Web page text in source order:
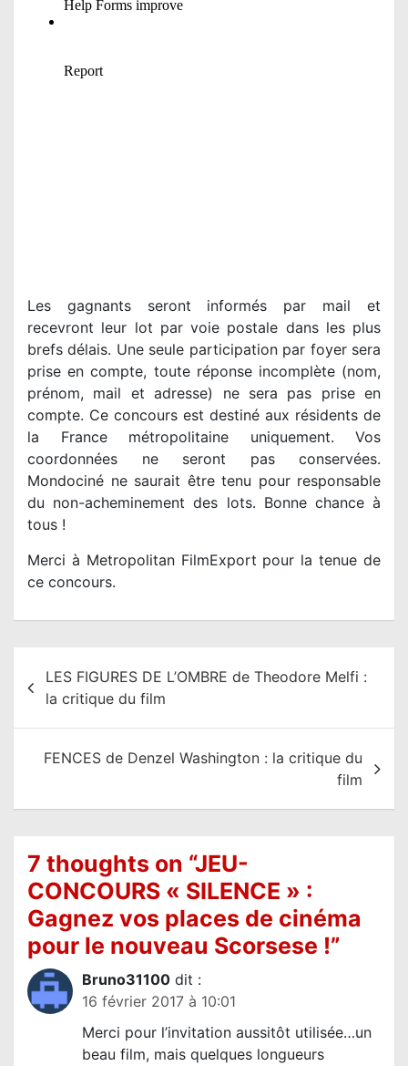
Les gagnants seront informés par mail et
recevront leur lot par voie postale dans les plus
brefs délais. Une seule participation par foyer sera
prise en compte, toute réponse incomplète (nom,
prénom, mail et adresse) ne sera pas prise en
compte. Ce concours est destiné aux résidents de
la France métropolitaine uniquement. Vos
coordonnées ne seront pas conservées.
Mondociné ne saurait être tenu pour responsable
du non-acheminement des lots. Bonne chance à
tous !
Merci à Metropolitan FilmExport pour la tenue de
ce concours.
LES FIGURES DE L’OMBRE de Theodore Melfi :
la critique du film
FENCES de Denzel Washington : la critique du
film
7 thoughts on “JEU-
CONCOURS « SILENCE » :
Gagnez vos places de cinéma
pour le nouveau Scorsese !”
Bruno31100 dit :
16 février 2017 à 10:01
Merci pour l’invitation aussitôt utilisée…un
beau film, mais quelques longueurs